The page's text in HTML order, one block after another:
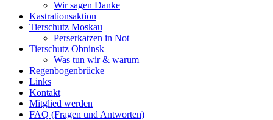
Wir sagen Danke
Kastrationsaktion
Tierschutz Moskau
Perserkatzen in Not
Tierschutz Obninsk
Was tun wir & warum
Regenbogenbrücke
Links
Kontakt
Mitglied werden
FAQ (Fragen und Antworten)